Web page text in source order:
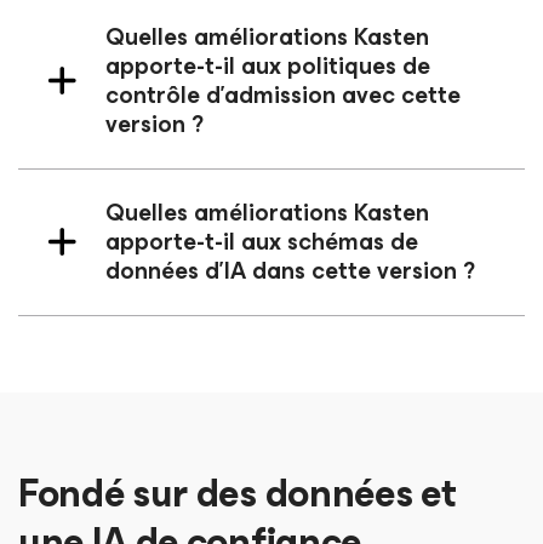
Quelles améliorations Kasten
apporte-t-il aux politiques de
contrôle d’admission avec cette
version ?
Quelles améliorations Kasten
apporte-t-il aux schémas de
données d’IA dans cette version ?
Fondé sur des données et